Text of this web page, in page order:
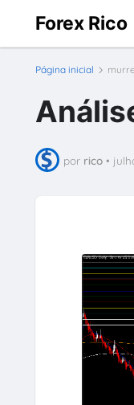
Forex Rico
Página inicial
por rico •